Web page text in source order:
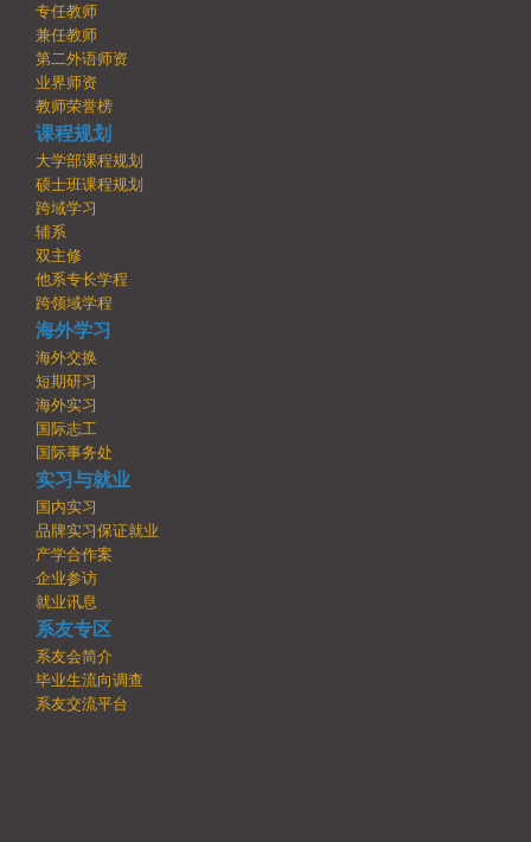
专任教师
兼任教师
第二外语师资
业界师资
教师荣誉榜
课程规划
大学部课程规划
硕士班课程规划
跨域学习
辅系
双主修
他系专长学程
跨领域学程
海外学习
海外交换
短期研习
海外实习
国际志工
国际事务处
实习与就业
国内实习
品牌实习保证就业
产学合作案
企业参访
就业讯息
系友专区
系友会简介
毕业生流向调查
系友交流平台